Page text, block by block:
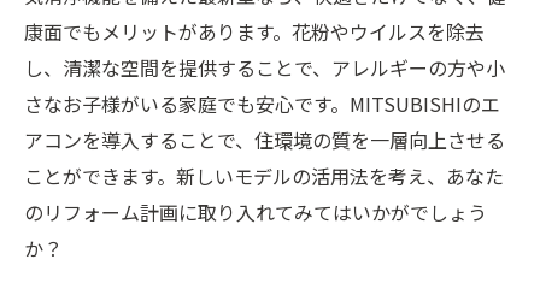
康面でもメリットがあります。花粉やウイルスを除去
し、清潔な空間を提供することで、アレルギーの方や小
さなお子様がいる家庭でも安心です。MITSUBISHIのエ
アコンを導入することで、住環境の質を一層向上させる
ことができます。新しいモデルの活用法を考え、あなた
のリフォーム計画に取り入れてみてはいかがでしょう
か？